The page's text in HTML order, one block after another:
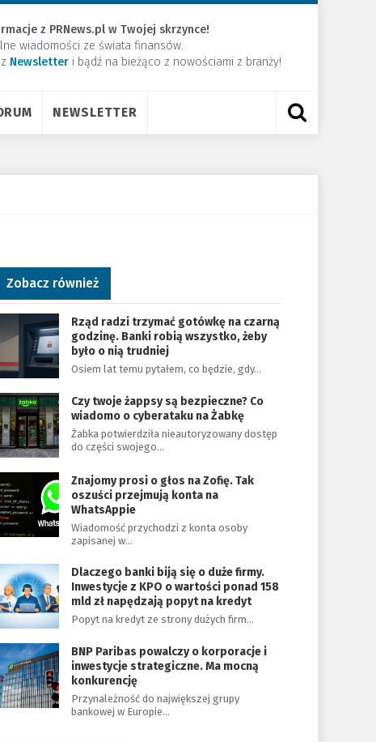
z PRNews.pl w Twojej skrzynce!
wiadomości ze świata finansów.
Newsletter ​i bądź na bieżąco z nowościami z branży!
NEWSLETTER
Zobacz również
Rząd radzi trzymać gotówkę na czarną
godzinę. Banki robią wszystko, żeby
było o nią trudniej
Osiem lat temu pytałem, co będzie, gdy…
Czy twoje żappsy są bezpieczne? Co
wiadomo o cyberataku na Żabkę
Żabka potwierdziła nieautoryzowany dostęp
do części swojego…
Znajomy prosi o głos na Zofię. Tak
oszuści przejmują konta na
WhatsAppie
Wiadomość przychodzi z konta osoby
zapisanej w…
Dlaczego banki biją się o duże firmy.
Inwestycje z KPO o wartości ponad 158
mld zł napędzają popyt na kredyt
Popyt na kredyt ze strony dużych firm…
BNP Paribas powalczy o korporacje i
inwestycje strategiczne. Ma mocną
konkurencję
Przynależność do największej grupy
bankowej w Europie…